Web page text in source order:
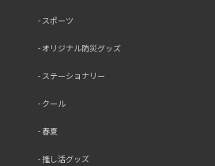
スポーツ
オリジナル防災グッズ
ステーショナリー
クール
春夏
推し活グッズ